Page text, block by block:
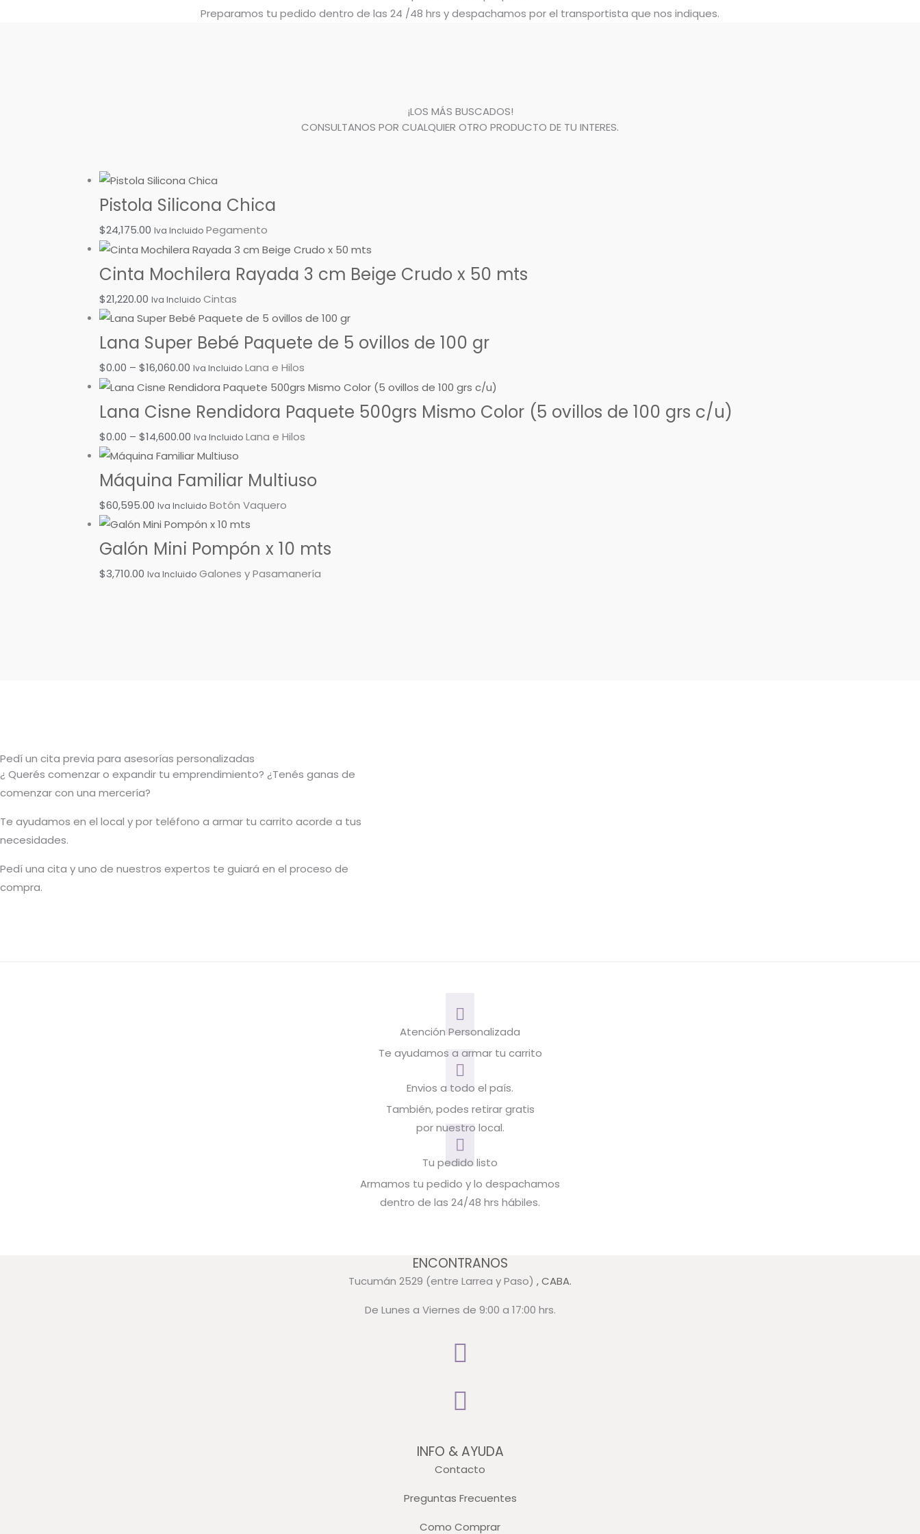
Preparamos tu pedido dentro de las 24 /48 hrs y despachamos por el transportista que nos indiques.
¡LOS MÁS BUSCADOS!
CONSULTANOS POR CUALQUIER OTRO PRODUCTO DE TU INTERES.
Pistola Silicona Chica
$24,175.00 Iva Incluido Pegamento
Cinta Mochilera Rayada 3 cm Beige Crudo x 50 mts
$21,220.00 Iva Incluido Cintas
Lana Super Bebé Paquete de 5 ovillos de 100 gr
$0.00 – $16,060.00 Iva Incluido Lana e Hilos
Lana Cisne Rendidora Paquete 500grs Mismo Color (5 ovillos de 100 grs c/u)
$0.00 – $14,600.00 Iva Incluido Lana e Hilos
Máquina Familiar Multiuso
$60,595.00 Iva Incluido Botón Vaquero
Galón Mini Pompón x 10 mts
$3,710.00 Iva Incluido Galones y Pasamanería
Pedí un cita previa para asesorías personalizadas
¿ Querés comenzar o expandir tu emprendimiento? ¿Tenés ganas de
comenzar con una mercería?
Te ayudamos en el local y por teléfono a armar tu carrito acorde a tus
necesidades.
Pedí una cita y uno de nuestros expertos te guiará en el proceso de
compra.
Atención Personalizada
Te ayudamos a armar tu carrito
Envios a todo el país.
También, podes retirar gratis
por nuestro local.
Tu pedido listo
Armamos tu pedido y lo despachamos
dentro de las 24/48 hrs hábiles.
ENCONTRANOS
Tucumán 2529 (entre Larrea y Paso) , CABA.
De Lunes a Viernes de 9:00 a 17:00 hrs.
INFO & AYUDA
Contacto
Preguntas Frecuentes
Como Comprar